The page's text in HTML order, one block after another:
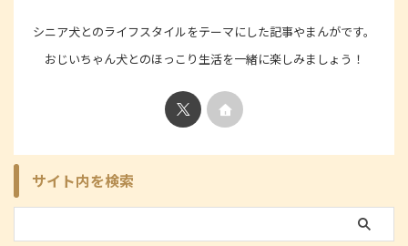
シニア犬とのライフスタイルをテーマにした記事やまんがです。
おじいちゃん犬とのほっこり生活を一緒に楽しみましょう！
サイト内を検索